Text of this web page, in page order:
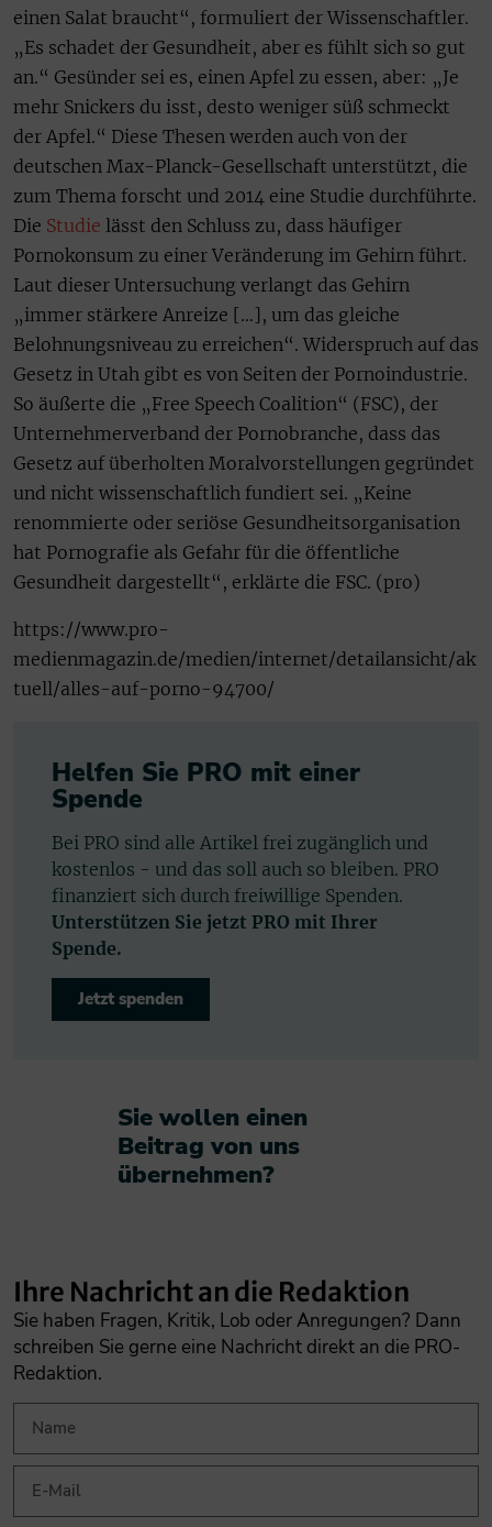
einen Salat braucht“, formuliert der Wissenschaftler.
„Es schadet der Gesundheit, aber es fühlt sich so gut
an.“ Gesünder sei es, einen Apfel zu essen, aber: „Je
mehr Snickers du isst, desto weniger süß schmeckt
der Apfel.“ Diese Thesen werden auch von der
deutschen Max-Planck-Gesellschaft unterstützt, die
zum Thema forscht und 2014 eine Studie durchführte.
Die Studie lässt den Schluss zu, dass häufiger
Pornokonsum zu einer Veränderung im Gehirn führt.
Laut dieser Untersuchung verlangt das Gehirn
„immer stärkere Anreize […], um das gleiche
Belohnungsniveau zu erreichen“. Widerspruch auf das
Gesetz in Utah gibt es von Seiten der Pornoindustrie.
So äußerte die „Free Speech Coalition“ (FSC), der
Unternehmerverband der Pornobranche, dass das
Gesetz auf überholten Moralvorstellungen gegründet
und nicht wissenschaftlich fundiert sei. „Keine
renommierte oder seriöse Gesundheitsorganisation
hat Pornografie als Gefahr für die öffentliche
Gesundheit dargestellt“, erklärte die FSC. (pro)
https://www.pro-
medienmagazin.de/medien/internet/detailansicht/ak
tuell/alles-auf-porno-94700/
Helfen Sie PRO mit einer
Spende
Bei PRO sind alle Artikel frei zugänglich und
kostenlos - und das soll auch so bleiben. PRO
finanziert sich durch freiwillige Spenden.
Unterstützen Sie jetzt PRO mit Ihrer
Spende.
Jetzt spenden
Sie wollen einen
Beitrag von uns
übernehmen?​
Ihre Nachricht an die Redaktion
Sie haben Fragen, Kritik, Lob oder Anregungen? Dann
schreiben Sie gerne eine Nachricht direkt an die PRO-
Redaktion.